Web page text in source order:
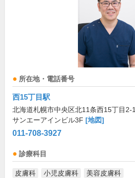
所在地・電話番号
西15丁目駅
北海道札幌市中央区北11条西15丁目2-1
サンエーアインビル3F [地図]
011-708-3927
診療科目
皮膚科 小児皮膚科 美容皮膚科